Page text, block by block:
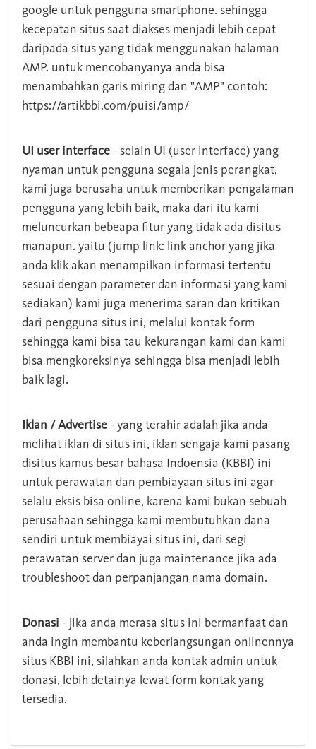
google untuk pengguna smartphone. sehingga
kecepatan situs saat diakses menjadi lebih cepat
daripada situs yang tidak menggunakan halaman
AMP. untuk mencobanyanya anda bisa
menambahkan garis miring dan "AMP" contoh:
https://artikbbi.com/puisi/amp/
UI user interface - selain UI (user interface) yang
nyaman untuk pengguna segala jenis perangkat,
kami juga berusaha untuk memberikan pengalaman
pengguna yang lebih baik, maka dari itu kami
meluncurkan bebeapa fitur yang tidak ada disitus
manapun. yaitu (jump link: link anchor yang jika
anda klik akan menampilkan informasi tertentu
sesuai dengan parameter dan informasi yang kami
sediakan) kami juga menerima saran dan kritikan
dari pengguna situs ini, melalui kontak form
sehingga kami bisa tau kekurangan kami dan kami
bisa mengkoreksinya sehingga bisa menjadi lebih
baik lagi.
Iklan / Advertise - yang terahir adalah jika anda
melihat iklan di situs ini, iklan sengaja kami pasang
disitus kamus besar bahasa Indoensia (KBBI) ini
untuk perawatan dan pembiayaan situs ini agar
selalu eksis bisa online, karena kami bukan sebuah
perusahaan sehingga kami membutuhkan dana
sendiri untuk membiayai situs ini, dari segi
perawatan server dan juga maintenance jika ada
troubleshoot dan perpanjangan nama domain.
Donasi - jika anda merasa situs ini bermanfaat dan
anda ingin membantu keberlangsungan onlinennya
situs KBBI ini, silahkan anda kontak admin untuk
donasi, lebih detainya lewat form kontak yang
tersedia.